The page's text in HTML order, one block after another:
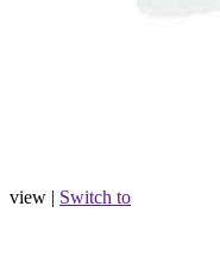
view | Switch to